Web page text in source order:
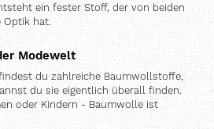
ein fester Stoff, der von beiden
Optik hat.
Modewelt
du zahlreiche Baumwollstoffe,
du sie eigentlich überall finden.
oder Kindern - Baumwolle ist